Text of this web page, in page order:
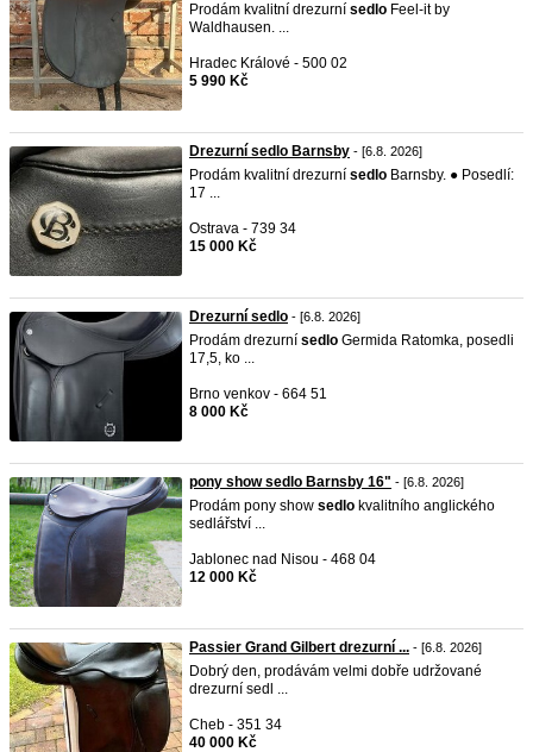
Prodám kvalitní drezurní sedlo Feel-it by
Waldhausen. ...
Hradec Králové - 500 02
5 990 Kč
Drezurní sedlo Barnsby - [6.8. 2026]
Prodám kvalitní drezurní sedlo Barnsby. ● Posedlí:
17 ...
Ostrava - 739 34
15 000 Kč
Drezurní sedlo - [6.8. 2026]
Prodám drezurní sedlo Germida Ratomka, posedli
17,5, ko ...
Brno venkov - 664 51
8 000 Kč
pony show sedlo Barnsby 16" - [6.8. 2026]
Prodám pony show sedlo kvalitního anglického
sedlářství ...
Jablonec nad Nisou - 468 04
12 000 Kč
Passier Grand Gilbert drezurní ... - [6.8. 2026]
Dobrý den, prodávám velmi dobře udržované
drezurní sedl ...
Cheb - 351 34
40 000 Kč